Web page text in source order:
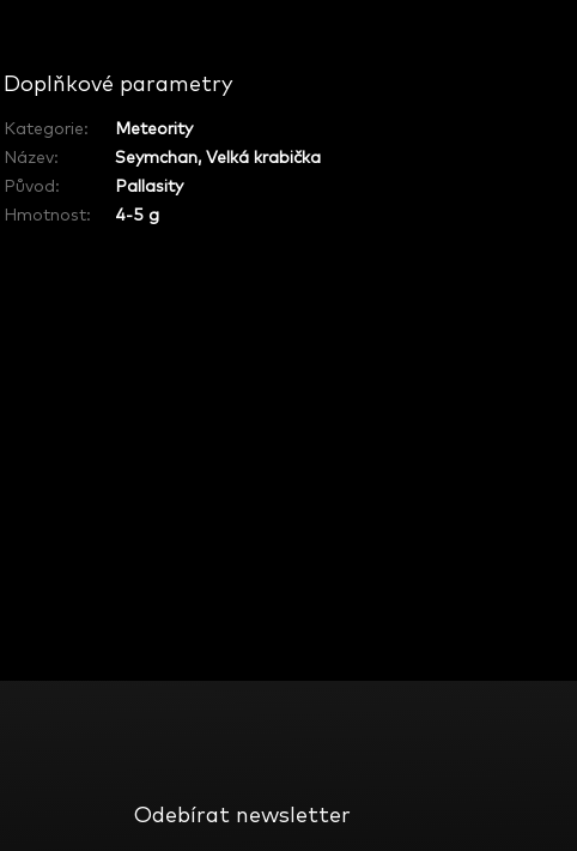
Doplňkové parametry
Kategorie:
Meteority
Název:
Seymchan, Velká krabička
Původ :
Pallasity
Hmotnost: 4-5 g
Odebírat newsletter